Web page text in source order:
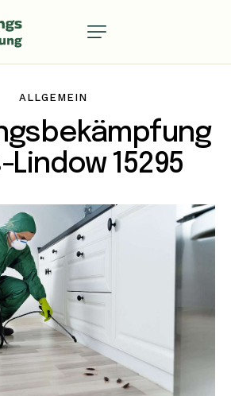
ALLGEMEIN
Lindow 15295